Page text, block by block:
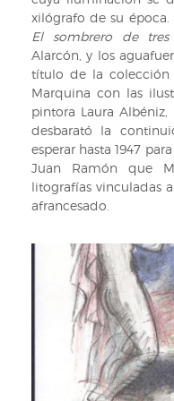
xilógrafo de su época.
El sombrero de tres
Alarcón, y los
título de la colección
Marquina con las
pintora Laura
desbarató la
esperar hasta 1947
Juan Ramón que
litografías vinculadas
afrancesado.